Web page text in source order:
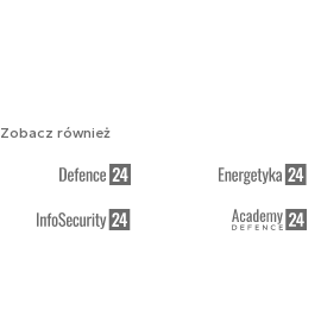
Zobacz również